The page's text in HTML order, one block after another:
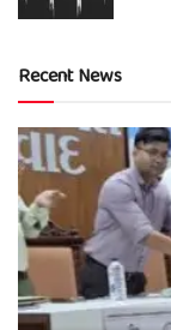
Recent News